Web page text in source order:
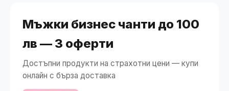
Мъжки бизнес чанти до 100
лв — 3 оферти
Достъпни продукти на страхотни цени — купи
онлайн с бърза доставка